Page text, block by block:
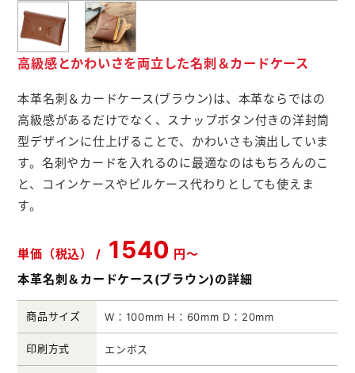
ポケットティッシュ本舗
カレンダー本舗
カイロ本舗
キャンディー本舗
ボックスティッシュ本舗
メモ帳本舗
ウェットティッシュ本舗
うちわ本舗
扇子本舗
ノベルティグッズ本舗
高級感とかわいさを両立した名刺＆カードケース
本革名刺＆カードケース(ブラウン)は、本革ならではの
高級感があるだけでなく、スナップボタン付きの洋封筒
型デザインに仕上げることで、かわいさも演出していま
す。名刺やカードを入れるのに最適なのはもちろんのこ
と、コインケースやピルケース代わりとしても使えま
す。
単価（税込） / 1540 円～
本革名刺＆カードケース(ブラウン)の詳細
商品サイズ W：100mm H：60mm D：20mm
印刷方式 エンボス